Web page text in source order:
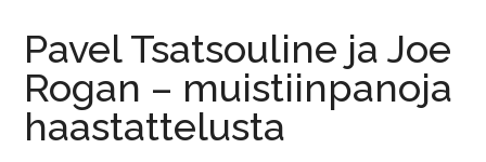
Pavel Tsatsouline ja Joe
Rogan – muistiinpanoja
haastattelusta